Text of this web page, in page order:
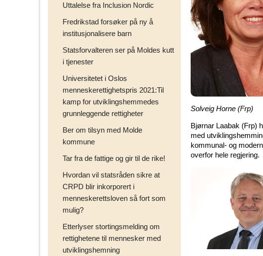
Uttalelse fra Inclusion Nordic
Fredrikstad forsøker på ny å
institusjonalisere barn
Statsforvalteren ser på Moldes kutt
i tjenester
Universitetet i Oslos
menneskerettighetspris 2021:Til
kamp for utviklingshemmedes
grunnleggende rettigheter
Ber om tilsyn med Molde
kommune
Tar fra de fattige og gir til de rike!
Hvordan vil statsråden sikre at
CRPD blir inkorporert i
menneskerettsloven så fort som
mulig?
Etterlyser stortingsmelding om
rettighetene til mennesker med
utviklingshemning
Solveig Horne (Frp)
Bjørnar Laabak (Frp)
med
kommunal- og
overfor hele regjering.